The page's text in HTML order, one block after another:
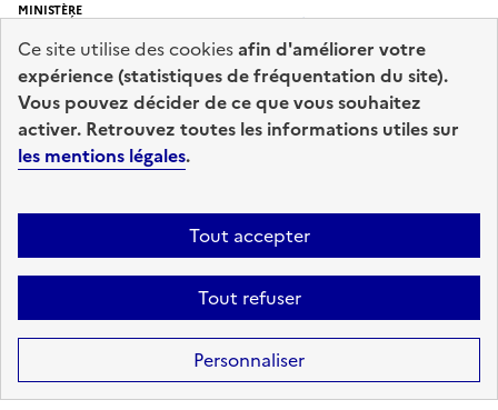
MINISTÈRE
DE L'INTÉRIEUR
legifrance.gouv.fr
data.gouv.fr
Accessibilité : totalement conforme Mentions légales
Plan du site
Ce site utilise des cookiesafin d'améliorer votre
expérience (statistiques de fréquentation du site).
Vous pouvez décider de ce que vous souhaitez
activer. Retrouvez toutes les informations utiles sur
les mentions légales.
Tout accepter
Tout refuser
Personnaliser